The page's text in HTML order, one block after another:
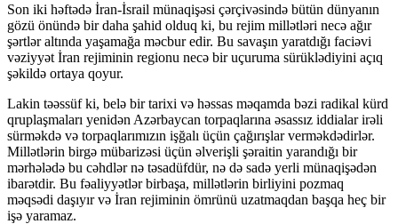
Son iki həftədə İran-İsrail münaqişəsi çərçivəsində bütün dünyanın
gözü önündə bir daha şahid olduq ki, bu rejim millətləri necə ağır
şərtlər altında yaşamağa məcbur edir. Bu savaşın yaratdığı faciəvi
vəziyyət İran rejiminin regionu necə bir uçuruma sürüklədiyini açıq
şəkildə ortaya qoyur.
Lakin təəssüf ki, belə bir tarixi və həssas məqamda bəzi radikal kürd
qruplaşmaları yenidən Azərbaycan torpaqlarına əsassız iddialar irəli
sürməkdə və torpaqlarımızın işğalı üçün çağırışlar verməkdədirlər.
Millətlərin birgə mübarizəsi üçün əlverişli şəraitin yarandığı bir
mərhələdə bu cəhdlər nə təsadüfdür, nə də sadə yerli münaqişədən
ibarətdir. Bu fəaliyyətlər birbaşa, millətlərin birliyini pozmaq
məqsədi daşıyır və İran rejiminin ömrünü uzatmaqdan başqa heç bir
işə yaramaz.